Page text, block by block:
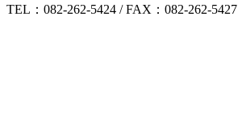
TEL：082-262-5424 / FAX：082-262-5427